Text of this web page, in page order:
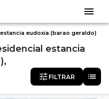
eudoxia (barao geraldo)
estancia
FILTRAR